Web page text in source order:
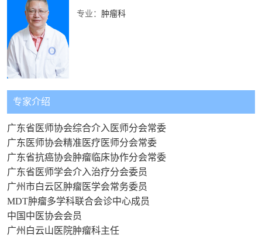
专业： 肿瘤科
专家介绍
广东省医师协会综合介入医师分会常委
广东医师协会精准医疗医师分会常委
广东省抗癌协会肿瘤临床协作分会常委
广东省医师学会介入治疗分会委员
广州市白云区肿瘤医学会常务委员
MDT肿瘤多学科联合会诊中心成员
中国中医协会会员
广州白云山医院肿瘤科主任